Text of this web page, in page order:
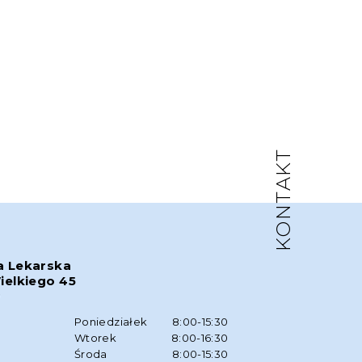
KONTAKT
Lekarska
45
Poniedziałek
8:00-15:30
Wtorek
8:00-16:30
Środa
8:00-15:30